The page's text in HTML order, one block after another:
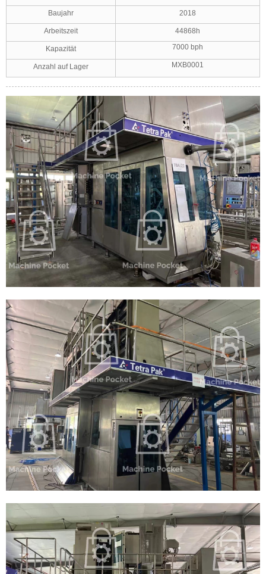
Baujahr 2018
Arbeitszeit 44868h
Kapazität 7000 bph
Anzahl auf Lager MXB0001